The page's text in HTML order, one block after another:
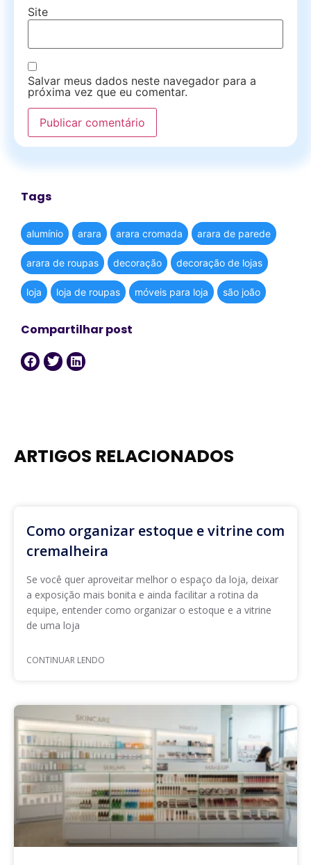
Site
Salvar meus dados neste navegador para a
próxima vez que eu comentar.
Tags
alumínio arara arara cromada arara de parede
arara de roupas decoração decoração de lojas
loja loja de roupas móveis para loja são joão
Compartilhar post
ARTIGOS RELACIONADOS
Como organizar estoque e vitrine com
cremalheira
Se você quer aproveitar melhor o espaço da loja, deixar
a exposição mais bonita e ainda facilitar a rotina da
equipe, entender como organizar o estoque e a vitrine
de uma loja
CONTINUAR LENDO